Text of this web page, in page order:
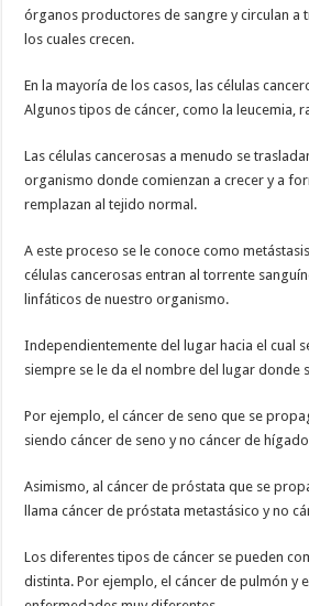
órganos productores de sangre y circulan a
los cuales crecen.
En la mayoría de los casos, las células
Algunos tipos de cáncer, como la leucemia,
Las células cancerosas a menudo se
organismo donde comienzan a crecer y a
remplazan al tejido normal.
A este proceso se le conoce como
células cancerosas entran al torrente
linfáticos de nuestro organismo.
Independientemente del lugar hacia el cual
siempre se le da el nombre del lugar donde
Por ejemplo, el cáncer de seno que se
siendo cáncer de seno y no cáncer de
Asimismo, al cáncer de próstata que se
llama cáncer de próstata metastásico y no
Los diferentes tipos de cáncer se pueden
distinta. Por ejemplo, el cáncer de pulmón y